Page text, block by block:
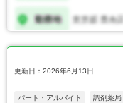
更新日：2026年6月13日
パート・アルバイト 調剤薬局